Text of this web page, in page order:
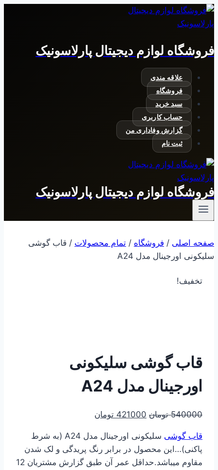
بازگشت
به
فروشگاه لوازم دیجیتال پارلاسونیک
علاقه مندی
فروشگاه
سبد خرید
حساب کاربری
گزارش وفاداری من
ثبت نام
فروشگاه لوازم دیجیتال پارلاسونیک
صفحه اصلی / فروشگاه / تمام محصولات / قاب گوشی
سلیکونی اورجینال مدل A24
تخفیف!
قاب گوشی سلیکونی
اورجینال مدل A24
540000 تومان قیمت
540000 تومان
بود.
421000 تومان
421000 تومان
است.
قاب گوشی
سلیکونی اورجینال مدل A24 (به شرط
پاکنی)…این محصول در برابر رنگ پریدگی و لک شدن
مقاوم میباشد.حداقل عمر آن طبق گزارش مشتریان 12